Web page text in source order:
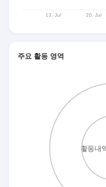
주요 활동 영역